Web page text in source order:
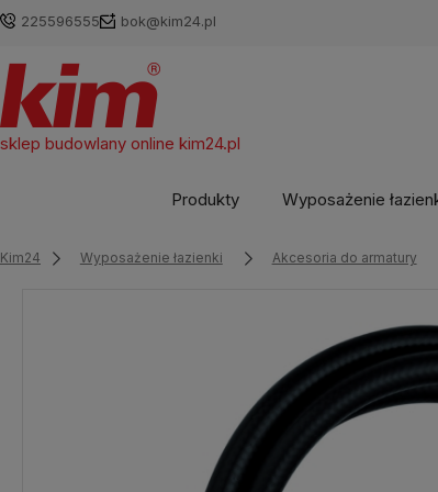
225596555 bok@kim24.pl
sklep budowlany online kim24.pl
Produkty Wyposażenie
Kim24 Wyposażenie łazienki Akcesoria do armatury